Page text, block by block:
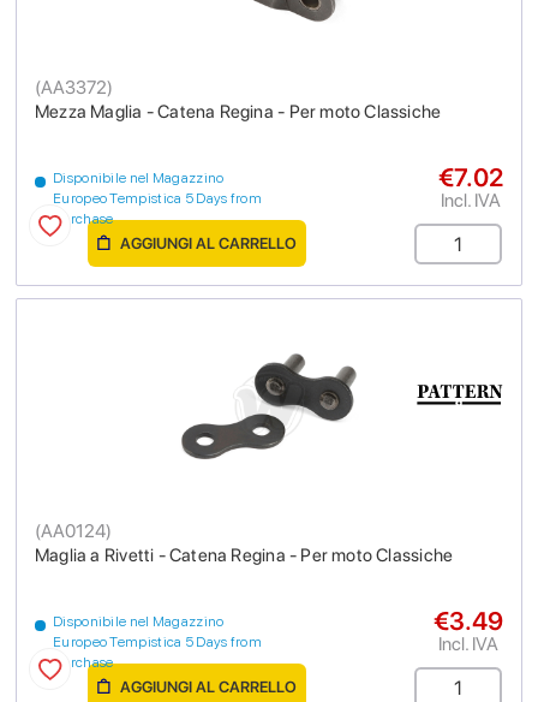
Mezza Maglia - Catena Regina - Per moto Classiche
(AA3372)
Disponibile nel Magazzino
Europeo Tempistica 5 Days from
purchase
€7.02
Incl. IVA
AGGIUNGI AL CARRELLO
Maglia a Rivetti - Catena Regina - Per moto Classiche
(AA0124)
Disponibile nel Magazzino
Europeo Tempistica 5 Days from
purchase
€3.49
Incl. IVA
AGGIUNGI AL CARRELLO